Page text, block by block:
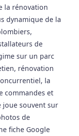
la rénovation
dynamique de la
de
sur un parc
rénovation
la
commandes et
joue souvent sur
de
fiche Google